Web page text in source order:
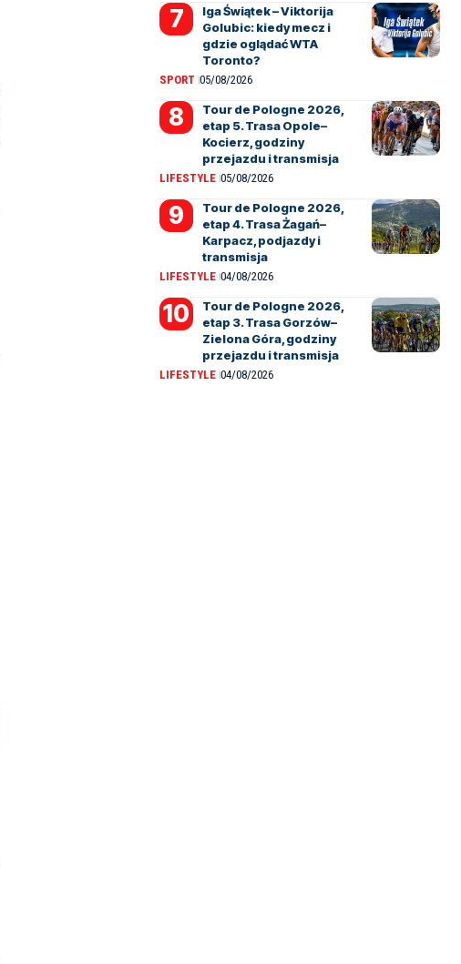
Iga Świątek – Viktorija
Golubic: kiedy mecz i
gdzie oglądać WTA
Toronto?
SPORT 05/08/2026
Tour de Pologne 2026,
etap 5. Trasa Opole–
Kocierz, godziny
przejazdu i transmisja
LIFESTYLE 05/08/2026
Tour de Pologne 2026,
etap 4. Trasa Żagań–
Karpacz, podjazdy i
transmisja
LIFESTYLE 04/08/2026
Tour de Pologne 2026,
etap 3. Trasa Gorzów–
Zielona Góra, godziny
przejazdu i transmisja
LIFESTYLE 04/08/2026